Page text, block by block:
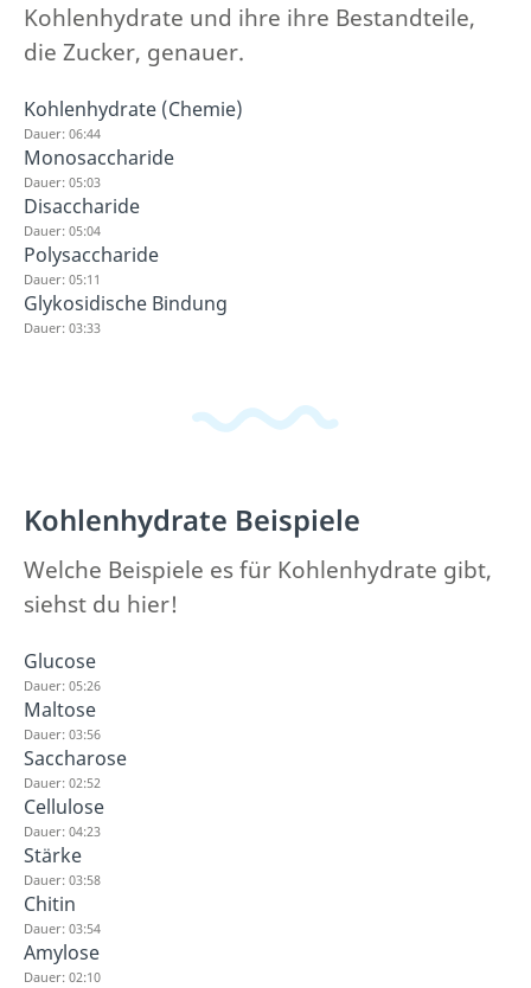
Kohlenhydrate und ihre ihre Bestandteile,
die Zucker, genauer.
Kohlenhydrate (Chemie)
Dauer: 06:44
Monosaccharide
Dauer: 05:03
Disaccharide
Dauer: 05:04
Polysaccharide
Dauer: 05:11
Glykosidische Bindung
Dauer: 03:33
Kohlenhydrate Beispiele
Welche Beispiele es für Kohlenhydrate gibt,
siehst du hier!
Glucose
Dauer: 05:26
Maltose
Dauer: 03:56
Saccharose
Dauer: 02:52
Cellulose
Dauer: 04:23
Stärke
Dauer: 03:58
Chitin
Dauer: 03:54
Amylose
Dauer: 02:10